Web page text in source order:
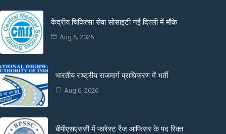
केंद्रीय चिकित्सा सेवा सोसाइटी नई दिल्ली में मौके
Aug 6, 2026
भारतीय राष्ट्रीय राजमार्ग प्राधिकरण में भर्ती
Aug 6, 2026
बीपीएसएससी में फारेस्ट रेंज आफिसर के पद रिक्त